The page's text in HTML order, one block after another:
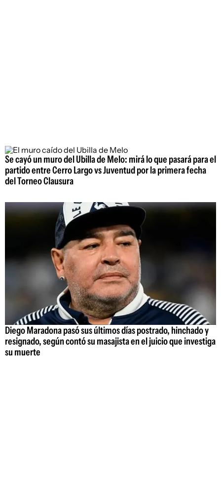
Se cayó un muro del Ubilla de Melo: mirá lo que pasará para el
partido entre Cerro Largo vs Juventud por la primera fecha
del Torneo Clausura
Diego Maradona pasó sus últimos días postrado, hinchado y
resignado, según contó su masajista en el juicio que investiga
su muerte